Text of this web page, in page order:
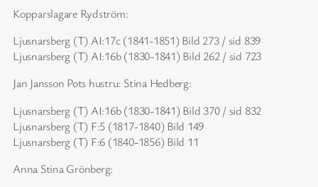
Kopparslagare Rydström:
Ljusnarsberg (T) AI:17c (1841-1851) Bild 273 / sid 839
Ljusnarsberg (T) AI:16b (1830-1841) Bild 262 / sid 723
Jan Jansson Pots hustru: Stina Hedberg:
Ljusnarsberg (T) AI:16b (1830-1841) Bild 370 / sid 832
Ljusnarsberg (T) F:5 (1817-1840) Bild 149
Ljusnarsberg (T) F:6 (1840-1856) Bild 11
Anna Stina Grönberg: